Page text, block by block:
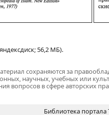
56,2 МБ).
сохраняются за
научных, учебных или
вопросов в сфере авторских
Библиотека